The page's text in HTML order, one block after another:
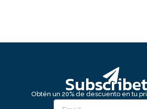
Obtén un 20% de descuento en tu